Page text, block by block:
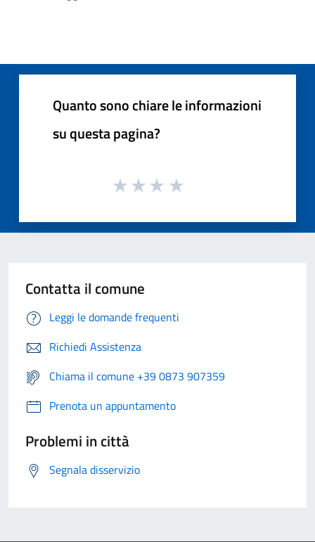
Quanto sono chiare le informazioni
su questa pagina?
Contatta il comune
Leggi le domande frequenti
Richiedi Assistenza
Chiama il comune +39 0873 907359
Prenota un appuntamento
Problemi in città
Segnala disservizio